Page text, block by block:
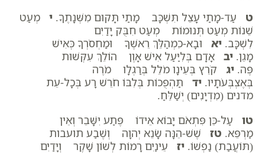
ט עַד-מָתַי עָצֵל תִּשְׁכָּב מָתַי תָּקוּם מִשְּׁנָתֶךָ. י מְעַט
שֵׁנוֹת מְעַט תְּנוּמוֹת מְעַט חִבֻּק יָדַיִם
לִשְׁכָּב. יא וּבָא-כִמְהַלֵּךְ רֵאשֶׁךָ וּמַחְסֹרְךָ כְּאִישׁ
מָגֵן. יב אָדָם בְּלִיַּעַל אִישׁ אָוֶן הוֹלֵךְ עִקְּשׁוּת
פֶּה. יג קֹרֵץ בְּעֵינָו מֹלֵל בְּרַגְלָו מֹרֶה
בְּאֶצְבְּעֹתָיו. יד תַּהְפֻּכוֹת בְּלִבּוֹ חֹרֵשׁ רָע בְּכָל-עֵת
מדנים (מִדְיָנִים) יְשַׁלֵּחַ.
טו עַל-כֵּן פִּתְאֹם יָבוֹא אֵידוֹ פֶּתַע יִשָּׁבֵר וְאֵין
מַרְפֵּא. טז שֶׁשׁ-הֵנָּה שָׂנֵא יְהוָה וְשֶׁבַע תועבות
(תּוֹעֲבַת) נַפְשׁוֹ. יז עֵינַיִם רָמוֹת לְשׁוֹן שָׁקֶר וְיָדַיִם